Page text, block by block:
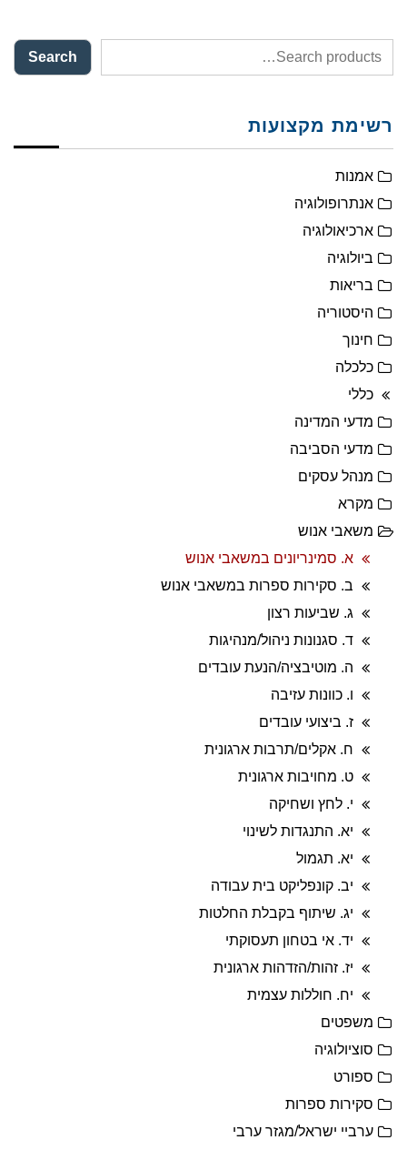
Search
רשימת מקצועות
אמנות
אנתרופולוגיה
ארכיאולוגיה
ביולוגיה
בריאות
היסטוריה
חינוך
כלכלה
כללי
מדעי המדינה
מדעי הסביבה
מנהל עסקים
מקרא
משאבי אנוש
א. סמינריונים במשאבי אנוש
ב. סקירות ספרות במשאבי אנוש
ג. שביעות רצון
ד. סגנונות ניהול/מנהיגות
ה. מוטיבציה/הנעת עובדים
ו. כוונות עזיבה
ז. ביצועי עובדים
ח. אקלים/תרבות ארגונית
ט. מחויבות ארגונית
י. לחץ ושחיקה
יא. התנגדות לשינוי
יא. תגמול
יב. קונפליקט בית עבודה
יג. שיתוף בקבלת החלטות
יד. אי בטחון תעסוקתי
יז. זהות/הזדהות ארגונית
יח. חוללות עצמית
משפטים
סוציולוגיה
ספורט
סקירות ספרות
ערביי ישראל/מגזר ערבי